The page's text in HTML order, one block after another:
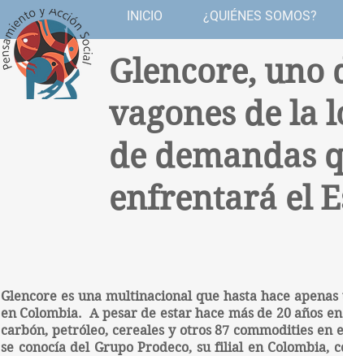
INICIO ¿QUIÉNES SOMOS?
Glencore, uno
vagones de la
de demandas
enfrentará el
Glencore es una multinacional que hasta hace
en Colombia. A pesar de estar hace más de 20 años
carbón, petróleo, cereales y otros 87 commodities en
se conocía del Grupo Prodeco, su filial en Colombia,